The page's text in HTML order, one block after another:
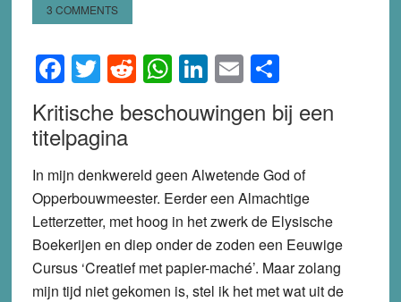
3 COMMENTS
Facebook
Twitter
Reddit
WhatsApp
LinkedIn
EmailShare
Kritische beschouwingen bij een
titelpagina
In mijn denkwereld geen Alwetende God of
Opperbouwmeester. Eerder een Almachtige
Letterzetter, met hoog in het zwerk de Elysische
Boekerijen en diep onder de zoden een Eeuwige
Cursus ‘Creatief met papier-maché’. Maar zolang
mijn tijd niet gekomen is, stel ik het met wat uit de